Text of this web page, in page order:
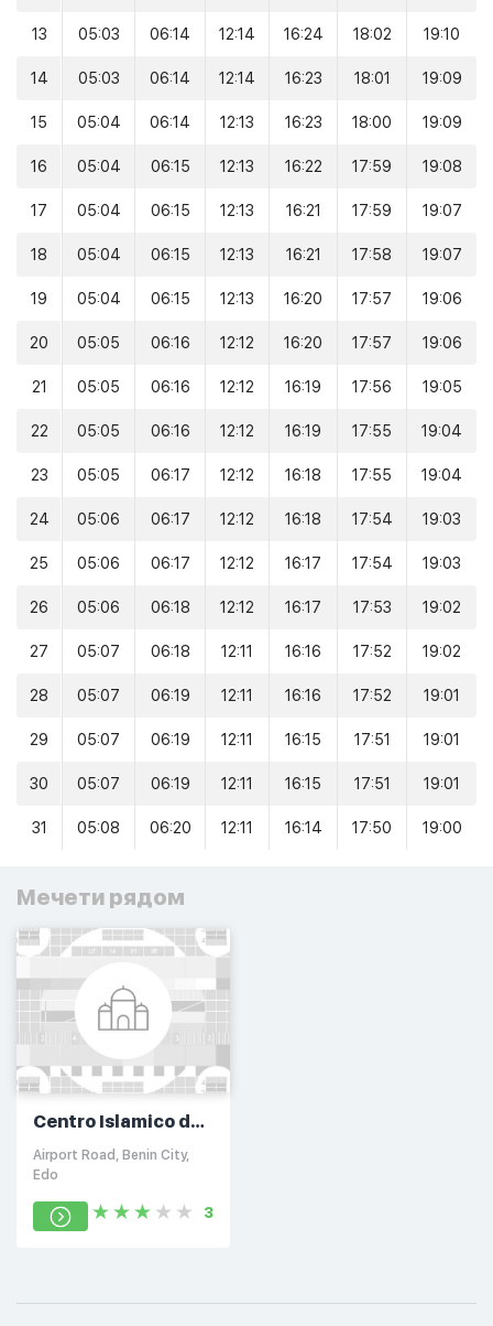
13 05:03 06:14 12:14 16:24 18:02 19:10
14 05:03 06:14 12:14 16:23 18:01 19:09
15 05:04 06:14 12:13 16:23 18:00 19:09
16 05:04 06:15 12:13 16:22 17:59 19:08
17 05:04 06:15 12:13 16:21 17:59 19:07
18 05:04 06:15 12:13 16:21 17:58 19:07
19 05:04 06:15 12:13 16:20 17:57 19:06
20 05:05 06:16 12:12 16:20 17:57 19:06
21 05:05 06:16 12:12 16:19 17:56 19:05
22 05:05 06:16 12:12 16:19 17:55 19:04
23 05:05 06:17 12:12 16:18 17:55 19:04
24 05:06 06:17 12:12 16:18 17:54 19:03
25 05:06 06:17 12:12 16:17 17:54 19:03
26 05:06 06:18 12:12 16:17 17:53 19:02
27 05:07 06:18 12:11 16:16 17:52 19:02
28 05:07 06:19 12:11 16:16 17:52 19:01
29 05:07 06:19 12:11 16:15 17:51 19:01
30 05:07 06:19 12:11 16:15 17:51 19:01
31 05:08 06:20 12:11 16:14 17:50 19:00
Мечети рядом
Centro Islamico de
Fajardo
Airport Road, Benin City,
Edo
3